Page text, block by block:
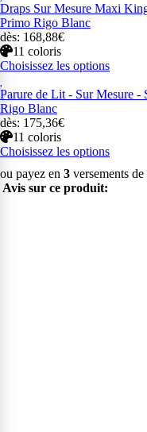
Draps Sur Mesure Maxi
Primo Rigo Blanc
dès: 168,88€
11 coloris
Choisissez les options
Parure de Lit - Sur Mesure
Rigo Blanc
dès: 175,36€
11 coloris
Choisissez les options
ou payez en 3 versements de
Avis sur ce produit: